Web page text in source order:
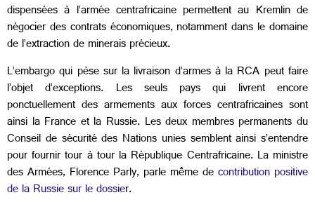
dispensées à l’armée centrafricaine permettent au Kremlin de
négocier des contrats économiques, notamment dans le domaine
de l’extraction de minerais précieux.
L’embargo qui pèse sur la livraison d’armes à la RCA peut faire
l’objet d’exceptions. Les seuls pays qui livrent encore
ponctuellement des armements aux forces centrafricaines sont
ainsi la France et la Russie. Les deux membres permanents du
Conseil de sécurité des Nations unies semblent ainsi s’entendre
pour fournir tour à tour la République Centrafricaine. La ministre
des Armées, Florence Parly, parle même decontribution positive
de la Russie sur le dossier.